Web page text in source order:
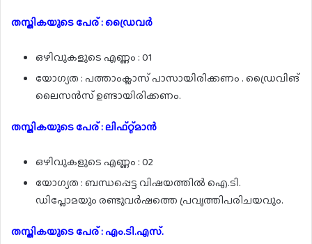
തസ്തികയുടെ പേര് : ഡ്രൈവർ
ഒഴിവുകളുടെ എണ്ണം : 01
യോഗ്യത : പത്താംക്ലാസ് പാസായിരിക്കണം . ഡ്രൈവിങ്
ലൈസൻസ് ഉണ്ടായിരിക്കണം.
തസ്തികയുടെ പേര് : ലിഫ്റ്റ്മാൻ
ഒഴിവുകളുടെ എണ്ണം : 02
യോഗ്യത : ബന്ധപ്പെട്ട വിഷയത്തിൽ ഐ.ടി.
ഡിപ്ലോമയും രണ്ടുവർഷത്തെ പ്രവൃത്തിപരിചയവും.
തസ്തികയുടെ പേര് : എം.ടി.എസ്.